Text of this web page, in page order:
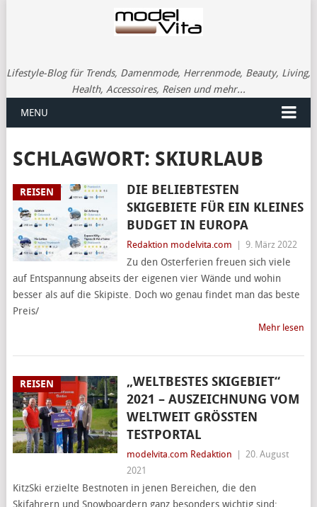
Lifestyle-Blog für Trends, Damenmode, Herrenmode, Beauty, Living,
Health, Accessoires, Reisen und mehr...
MENU
SCHLAGWORT: SKIURLAUB
REISEN
DIE BELIEBTESTEN
SKIGEBIETE FÜR EIN KLEINES
BUDGET IN EUROPA
Redaktion modelvita.com 9. März 2022
Zu den Osterferien freuen sich viele
auf Entspannung abseits der eigenen vier Wände und wohin
besser als auf die Skipiste. Doch wo genau findet man das beste
Preis/
Mehr lesen
REISEN
„WELTBESTES SKIGEBIET“
2021 – AUSZEICHNUNG VOM
WELTWEIT GRÖSSTEN T
ESTPORTAL
modelvita.com Redaktion
20. August
2021
KitzSki erzielte Bestnoten in jenen Bereichen, die den
Skifahrern und Snowboardern ganz besonders wichtig sind: